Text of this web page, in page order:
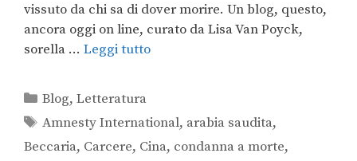
vissuto da chi sa di dover morire. Un blog, questo,
ancora oggi on line, curato da Lisa Van Poyck,
sorella … Leggi tutto
Blog,Letteratura
Amnesty International, arabia saudita,
Beccaria, Carcere, Cina, condanna a morte,